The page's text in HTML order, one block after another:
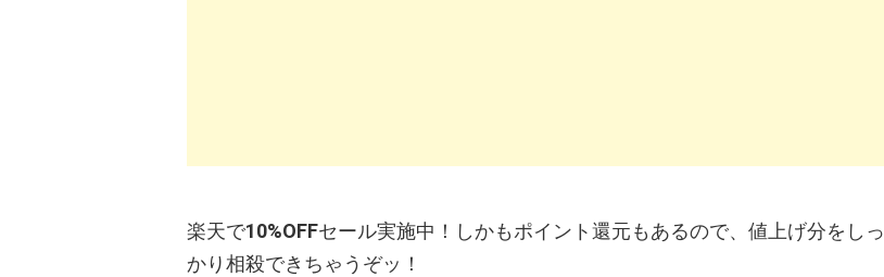
楽天で10%OFFセール実施中！しかもポイント還元もあるので、値上げ分をしっ
かり相殺できちゃうぞッ！